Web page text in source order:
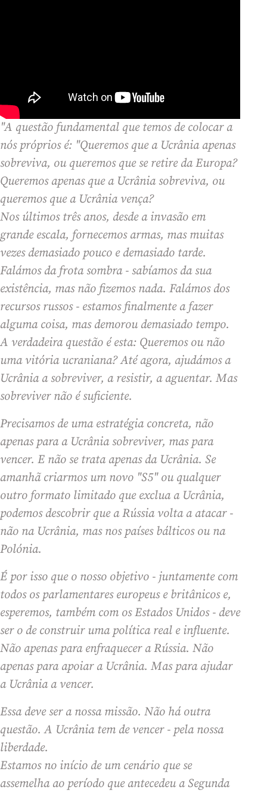
"A questão fundamental que temos de colocar a
nós próprios é: "Queremos que a Ucrânia apenas
sobreviva, ou queremos que se retire da Europa?
Queremos apenas que a Ucrânia sobreviva, ou
queremos que a Ucrânia vença?
Nos últimos três anos, desde a invasão em
grande escala, fornecemos armas, mas muitas
vezes demasiado pouco e demasiado tarde.
Falámos da frota sombra - sabíamos da sua
existência, mas não fizemos nada. Falámos dos
recursos russos - estamos finalmente a fazer
alguma coisa, mas demorou demasiado tempo.
A verdadeira questão é esta: Queremos ou não
uma vitória ucraniana? Até agora, ajudámos a
Ucrânia a sobreviver, a resistir, a aguentar. Mas
sobreviver não é suficiente.
Precisamos de uma estratégia concreta, não
apenas para a Ucrânia sobreviver, mas para
vencer. E não se trata apenas da Ucrânia. Se
amanhã criarmos um novo "S5" ou qualquer
outro formato limitado que exclua a Ucrânia,
podemos descobrir que a Rússia volta a atacar -
não na Ucrânia, mas nos países bálticos ou na
Polónia.
É por isso que o nosso objetivo - juntamente com
todos os parlamentares europeus e britânicos e,
esperemos, também com os Estados Unidos - deve
ser o de construir uma política real e influente.
Não apenas para enfraquecer a Rússia. Não
apenas para apoiar a Ucrânia. Mas para ajudar
a Ucrânia a vencer.
Essa deve ser a nossa missão. Não há outra
questão. A Ucrânia tem de vencer - pela nossa
liberdade.
Estamos no início de um cenário que se
assemelha ao período que antecedeu a Segunda